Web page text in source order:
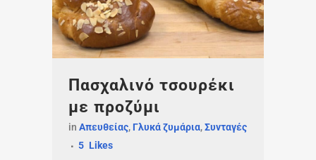
Πασχαλινό τσουρέκι
με προζύμι
in Απευθείας, Γλυκά ζυμάρια,Συνταγές
5 Likes